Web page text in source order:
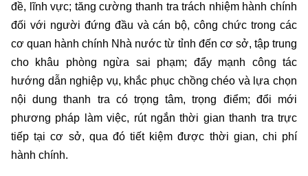
đề, lĩnh vực; tăng cường thanh tra trách nhiệm hành chính
đối với người đứng đầu và cán bộ, công chức trong các
cơ quan hành chính Nhà nước từ tỉnh đến cơ sở, tập trung
cho khâu phòng ngừa sai phạm; đẩy mạnh công tác
hướng dẫn nghiệp vụ, khắc phục chồng chéo và lựa chọn
nội dung thanh tra có trọng tâm, trọng điểm; đổi mới
phương pháp làm việc, rút ngắn thời gian thanh tra trực
tiếp tại cơ sở, qua đó tiết kiệm được thời gian, chi phí
hành chính.